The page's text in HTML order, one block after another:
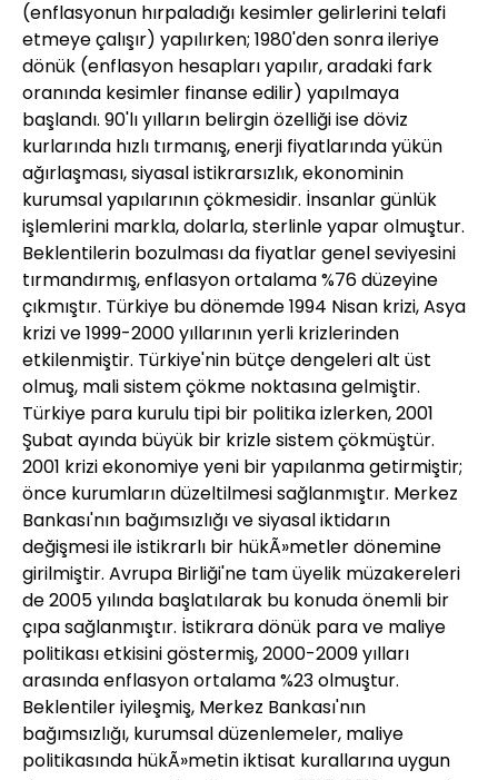
(enflasyonun hırpaladığı kesimler gelirlerini telafi
etmeye çalışır) yapılırken; 1980'den sonra ileriye
dönük (enflasyon hesapları yapılır, aradaki fark
oranında kesimler finanse edilir) yapılmaya
başlandı. 90'lı yılların belirgin özelliği ise döviz
kurlarında hızlı tırmanış, enerji fiyatlarında yükün
ağırlaşması, siyasal istikrarsızlık, ekonominin
kurumsal yapılarının çökmesidir. İnsanlar günlük
işlemlerini markla, dolarla, sterlinle yapar olmuştur.
Beklentilerin bozulması da fiyatlar genel seviyesini
tırmandırmış, enflasyon ortalama %76 düzeyine
çıkmıştır. Türkiye bu dönemde 1994 Nisan krizi, Asya
krizi ve 1999-2000 yıllarının yerli krizlerinden
etkilenmiştir. Türkiye'nin bütçe dengeleri alt üst
olmuş, mali sistem çökme noktasına gelmiştir.
Türkiye para kurulu tipi bir politika izlerken, 2001
Şubat ayında büyük bir krizle sistem çökmüştür.
2001 krizi ekonomiye yeni bir yapılanma getirmiştir;
önce kurumların düzeltilmesi sağlanmıştır. Merkez
Bankası'nın bağımsızlığı ve siyasal iktidarın
değişmesi ile istikrarlı bir hükÃ»metler dönemine
girilmiştir. Avrupa Birliği'ne tam üyelik müzakereleri
de 2005 yılında başlatılarak bu konuda önemli bir
çıpa sağlanmıştır. İstikrara dönük para ve maliye
politikası etkisini göstermiş, 2000-2009 yılları
arasında enflasyon ortalama %23 olmuştur.
Beklentiler iyileşmiş, Merkez Bankası'nın
bağımsızlığı, kurumsal düzenlemeler, maliye
politikasında hükÃ»metin iktisat kurallarına uygun